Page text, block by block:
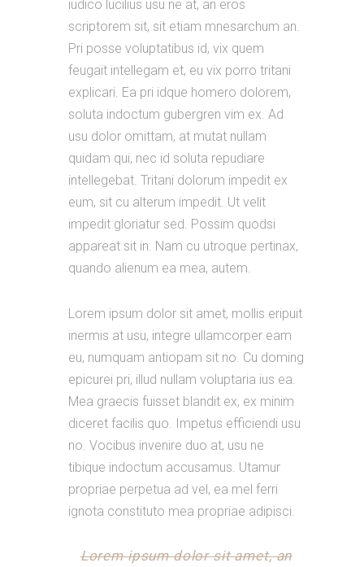
iudico lucilius usu ne at, an eros
scriptorem sit, sit etiam mnesarchum an.
Pri posse voluptatibus id, vix quem
feugait intellegam et, eu vix porro tritani
explicari. Ea pri idque homero dolorem,
soluta indoctum gubergren vim ex. Ad
usu dolor omittam, at mutat nullam
quidam qui, nec id soluta repudiare
intellegebat. Tritani dolorum impedit ex
eum, sit cu alterum impedit. Ut velit
impedit gloriatur sed. Possim quodsi
appareat sit in. Nam cu utroque pertinax,
quando alienum ea mea, autem.
Lorem ipsum dolor sit amet, mollis eripuit
inermis at usu, integre ullamcorper eam
eu, numquam antiopam sit no. Cu doming
epicurei pri, illud nullam voluptaria ius ea.
Mea graecis fuisset blandit ex, ex minim
diceret facilis quo. Impetus efficiendi usu
no. Vocibus invenire duo at, usu ne
tibique indoctum accusamus. Utamur
propriae perpetua ad vel, ea mel ferri
ignota constituto mea propriae adipisci.
Lorem ipsum dolor sit amet, an